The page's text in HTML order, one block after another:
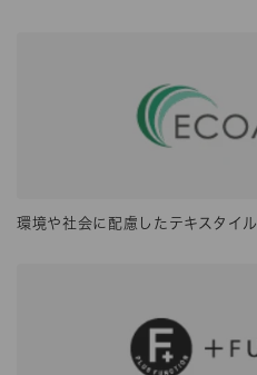
環境や社会に配慮したテキスタイル